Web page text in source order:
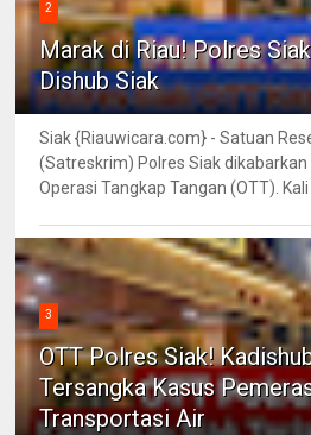
2
Marak di Riau! Polres
Dishub Siak
Siak {Riauwicara.com} - Satuan
(Satreskrim) Polres Siak
Operasi Tangkap Tangan (OTT). Kali
3
OTT Polres Siak!
Tersangka Kasus
Transportasi Air